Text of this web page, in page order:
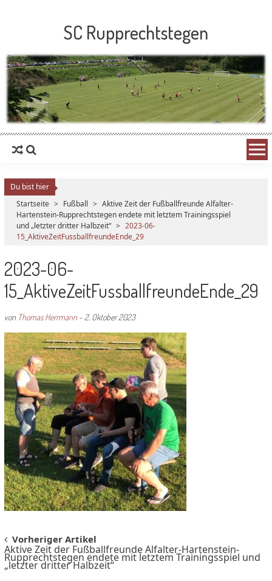
SC Rupprechtstegen
Du bist hier
Startseite > Fußball > Aktive Zeit der Fußballfreunde Alfalter-
Hartenstein-Rupprechtstegen endete mit letztem Trainingsspiel
und „letzter dritter Halbzeit“ > 2023-06-
15_AktiveZeitFussballfreundeEnde_29
2023-06-
15_AktiveZeitFussballfreundeEnde_29
von Thomas Herrmann- 2. Oktober 2023
Post
navigation
Vorheriger Artikel
Aktive Zeit der Fußballfreunde Alfalter-Hartenstein-
Rupprechtstegen endete mit letztem Trainingsspiel und
„letzter dritter Halbzeit“